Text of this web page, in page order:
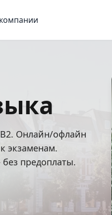
Онлайн/офлайн
экзаменам.
предоплаты.